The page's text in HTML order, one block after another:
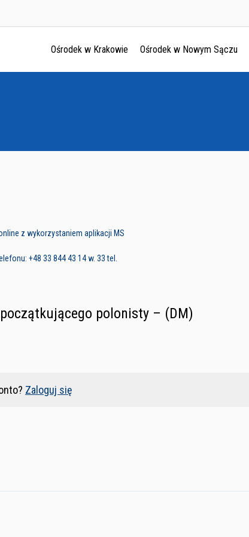
Ośrodek w Krakowie Ośrodek w Nowym Sączu
z wykorzystaniem aplikacji MS
+48 33 844 43 14 w. 33 tel.
polonisty – (DM)
Zaloguj się
Ośrodek w Krakowie